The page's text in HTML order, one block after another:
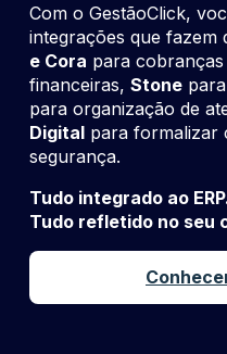
Com o GestãoClick,
integrações que fazem
e Cora para
financeiras, Stonepara
para organização de
Digitalpara formalizar
segurança.
Tudo integrado ao
Tudo refletido no seu